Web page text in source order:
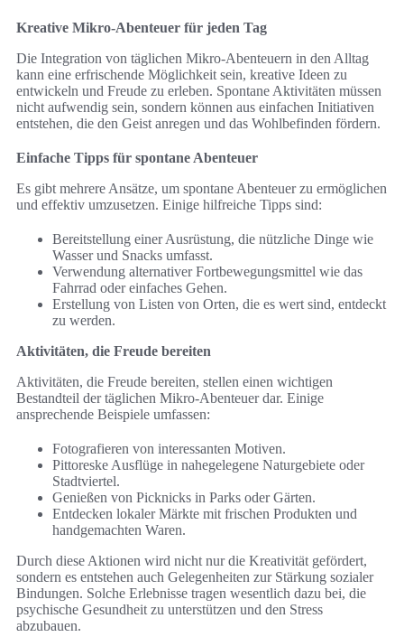
Kreative Mikro-Abenteuer für jeden Tag
Die Integration von täglichen Mikro-Abenteuern in den Alltag
kann eine erfrischende Möglichkeit sein, kreative Ideen zu
entwickeln und Freude zu erleben. Spontane Aktivitäten müssen
nicht aufwendig sein, sondern können aus einfachen Initiativen
entstehen, die den Geist anregen und das Wohlbefinden fördern.
Einfache Tipps für spontane Abenteuer
Es gibt mehrere Ansätze, um spontane Abenteuer zu ermöglichen
und effektiv umzusetzen. Einige hilfreiche Tipps sind:
Bereitstellung einer Ausrüstung, die nützliche Dinge wie
Wasser und Snacks umfasst.
Verwendung alternativer Fortbewegungsmittel wie das
Fahrrad oder einfaches Gehen.
Erstellung von Listen von Orten, die es wert sind, entdeckt
zu werden.
Aktivitäten, die Freude bereiten
Aktivitäten, die Freude bereiten, stellen einen wichtigen
Bestandteil der täglichen Mikro-Abenteuer dar. Einige
ansprechende Beispiele umfassen:
Fotografieren von interessanten Motiven.
Pittoreske Ausflüge in nahegelegene Naturgebiete oder
Stadtviertel.
Genießen von Picknicks in Parks oder Gärten.
Entdecken lokaler Märkte mit frischen Produkten und
handgemachten Waren.
Durch diese Aktionen wird nicht nur die Kreativität gefördert,
sondern es entstehen auch Gelegenheiten zur Stärkung sozialer
Bindungen. Solche Erlebnisse tragen wesentlich dazu bei, die
psychische Gesundheit zu unterstützen und den Stress
abzubauen.